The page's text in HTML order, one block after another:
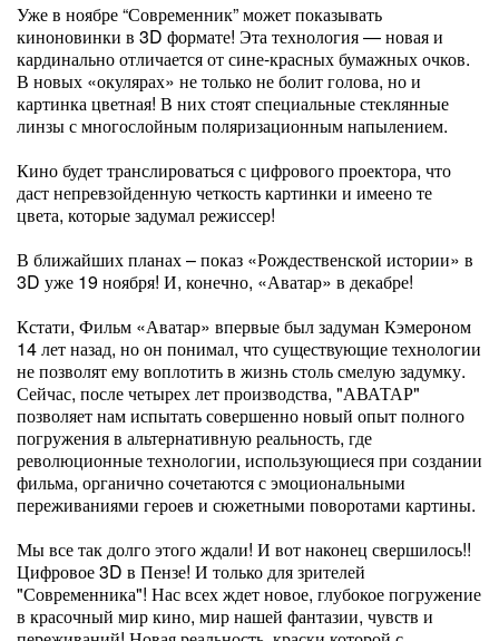
Уже в ноябре “Современник” может показывать
киноновинки в 3D формате! Эта технология — новая и
кардинально отличается от сине-красных бумажных очков.
В новых «окулярах» не только не болит голова, но и
картинка цветная! В них стоят специальные стеклянные
линзы с многослойным поляризационным напылением.
Кино будет транслироваться с цифрового проектора, что
даст непревзойденную четкость картинки и имеено те
цвета, которые задумал режиссер!
В ближайших планах – показ «Рождественской истории» в
3D уже 19 ноября! И, конечно, «Аватар» в декабре!
Кстати, Фильм «Аватар» впервые был задуман Кэмероном
14 лет назад, но он понимал, что существующие технологии
не позволят ему воплотить в жизнь столь смелую задумку.
Сейчас, после четырех лет производства, "АВАТАР"
позволяет нам испытать совершенно новый опыт полного
погружения в альтернативную реальность, где
революционные технологии, использующиеся при создании
фильма, органично сочетаются с эмоциональными
переживаниями героев и сюжетными поворотами картины.
Мы все так долго этого ждали! И вот наконец свершилось!!
Цифровое 3D в Пензе! И только для зрителей
"Современника"! Нас всех ждет новое, глубокое погружение
в красочный мир кино, мир нашей фантазии, чувств и